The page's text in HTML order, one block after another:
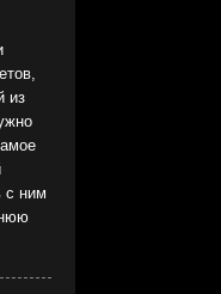
из
с ним